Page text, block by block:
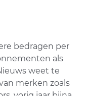
bedragen per
als
weet te
merken zoals